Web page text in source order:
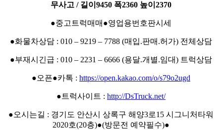
무사고 / 길이9450 폭2360 높이2370
●중고트럭매매●영업용번호판시세
●화물차상담 : 010 – 9219 – 7788 (매입.판매.허가) 전체상담
●부재시긴급 : 010 – 2231 – 6666 (용달.개별.임대) 트럭상담
●오픈●카톡 : https://open.kakao.com/o/s79o2ugd
●트럭사이트 : http://DsTruck.net/
●오시는길 : 경기도 안산시 상록구 해양3로15 시그니처타워
2020호(20층)●(방문전 예약필수)●